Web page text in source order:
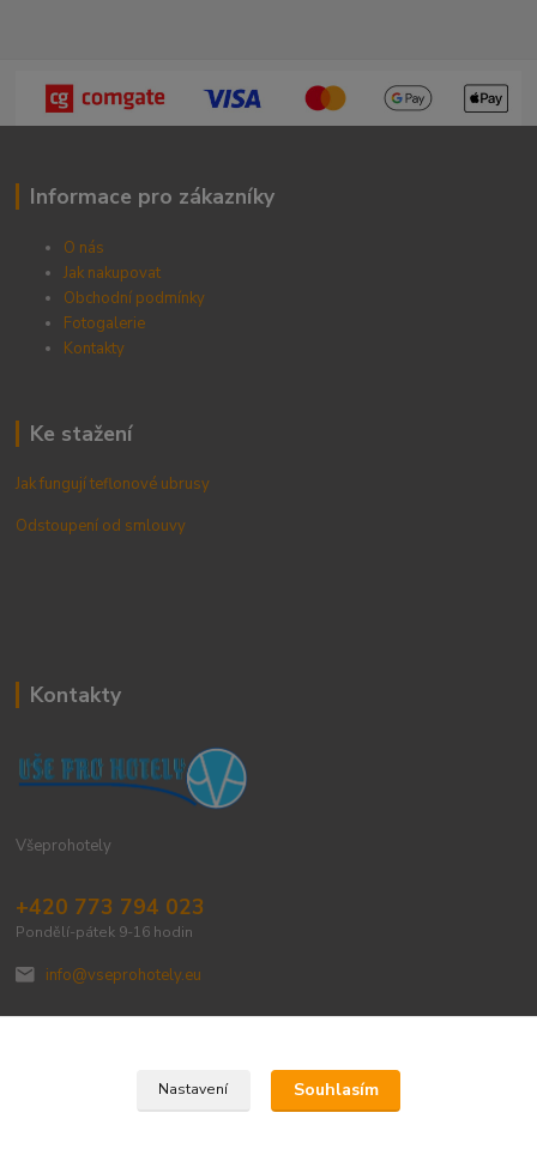
Informace pro zákazníky
O nás
Jak nakupovat
Obchodní podmínky
Fotogalerie
Kontakty
Ke stažení
Jak fungují teflonové ubrusy
Odstoupení od smlouvy
Kontakty
Všeprohotely
+420 773 794 023
Pondělí-pátek 9-16 hodin
info@vseprohotely.eu
Upravit sběr cookies.
Nastavení Souhlasím